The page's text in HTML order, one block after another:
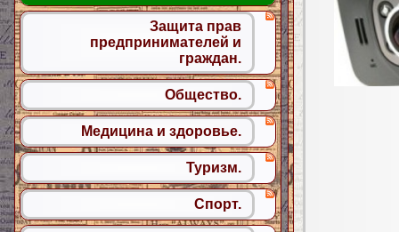
Защита прав
предпринимателей и
граждан.
Общество.
Медицина и здоровье.
Туризм.
Спорт.